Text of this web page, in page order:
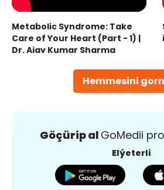
Hemmesini
Metabolic Syndrome: Take
Care of Your Heart (Part - 1) |
Dr. Ajay Kumar Sharma
Göçürip al GoMedii
Elýeterli